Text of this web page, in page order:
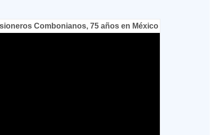
Combonianos, 75 años en México